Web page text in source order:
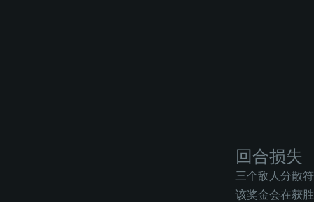
回合损失
三个敌人分散
该奖金会在获